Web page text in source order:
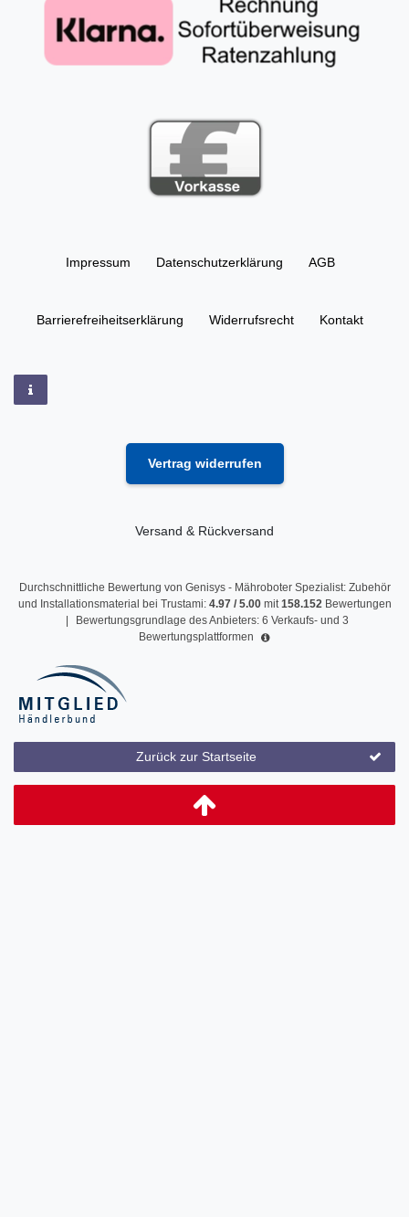
Impressum Daten­schutz­erklärung AGB
Barrierefreiheitserklärung Widerrufs­recht Kontakt
Vertrag widerrufen
Versand & Rückversand
Durchschnittliche Bewertung von Genisys - Mähroboter Spezialist: Zubehör
und Installationsmaterial bei Trustami: 4.97/ 5.00mit158.152 Bewertungen
Bewertungsgrundlage des Anbieters: 6 Verkaufs- und 3
Bewertungsplattformen
Zurück zur Startseite